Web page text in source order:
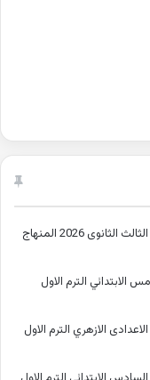
تحميل كتاب الامتحان في الكيمياء جزء الشرح للصف الثالث الثانوى 2026 المنهاج
الترم الاول
الازهري الترم الاول